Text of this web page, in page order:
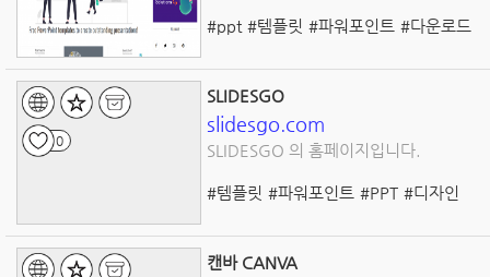
#ppt #템플릿 #파워포인트 #다운로드
SLIDESGO
slidesgo.com
SLIDESGO 의 홈페이지입니다.
#템플릿 #파워포인트 #PPT #디자인
0
캔바 CANVA